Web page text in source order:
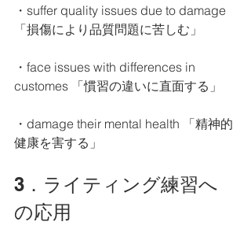
・suffer quality issues due to damage
「損傷により品質問題に苦しむ」
・face issues with differences in
customes 「慣習の違いに直面する」
・damage their mental health 「精神的
健康を害する」
3．ライティング練習へ
の応用